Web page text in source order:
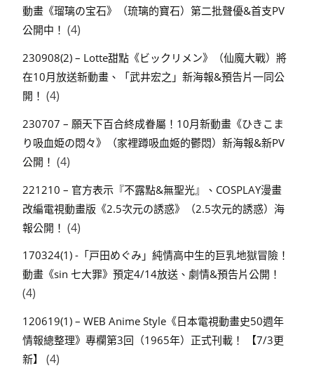
動畫《瑠璃の宝石》（琉璃的寶石）第二批聲優&首支PV
公開中！ (4)
230908(2) – Lotte甜點《ビックリメン》（仙魔大戰）將
在10月放送新動畫、「武井宏之」新海報&預告片一同公
開！ (4)
230707 – 願天下百合終成眷屬！10月新動畫《ひきこま
り吸血姫の悶々》（家裡蹲吸血姬的鬱悶）新海報&新PV
公開！ (4)
221210 – 官方表示『不露點&無聖光』、COSPLAY漫畫
改編電視動畫版《2.5次元の誘惑》（2.5次元的誘惑）海
報公開！ (4)
170324(1) -「戸田めぐみ」純情高中生的巨乳地獄冒險！
動畫《sin 七大罪》預定4/14放送、劇情&預告片公開！
(4)
120619(1) – WEB Anime Style《日本電視動畫史50週年
情報總整理》專欄第3回（1965年）正式刊載！ 【7/3更
新】
(4)